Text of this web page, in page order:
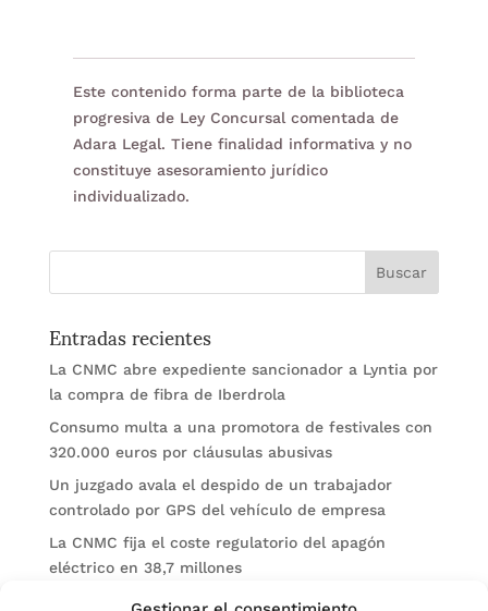
Este contenido forma parte de la biblioteca
progresiva de Ley Concursal comentada de
Adara Legal. Tiene finalidad informativa y no
constituye asesoramiento jurídico
individualizado.
Entradas recientes
La CNMC abre expediente sancionador a Lyntia por
la compra de fibra de Iberdrola
Consumo multa a una promotora de festivales con
320.000 euros por cláusulas abusivas
Un juzgado avala el despido de un trabajador
controlado por GPS del vehículo de empresa
La CNMC fija el coste regulatorio del apagón
eléctrico en 38,7 millones
El BOE publica sanciones de la CNMV a Soltec y